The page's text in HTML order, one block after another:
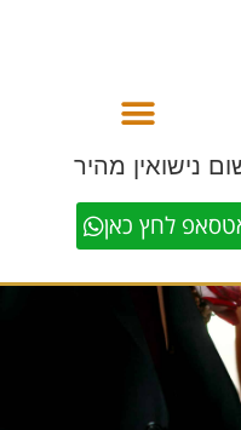
נישואין מהיר
לחץ כאן